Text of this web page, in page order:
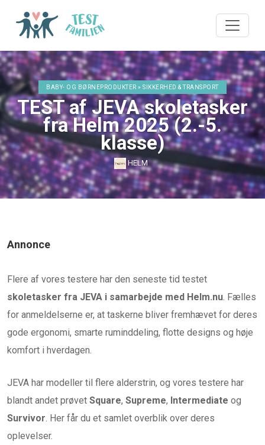
BABY- OG BØRNEPRODUKTER » SIKKERHED & TRANSPORT
TEST af JEVA skoletasker
fra Helm 2025 (2.-5.
klasse)
HELM
Annonce
Flere af vores testere har den seneste tid testet
skoletasker fra JEVA i samarbejde med Helm.nu. Fælles
for anmeldelserne er, at taskerne bliver fremhævet for deres
gode ergonomi, smarte ruminddeling, flotte designs og høje
komfort i hverdagen.
JEVA har modeller til flere alderstrin, og vores testere har
blandt andet prøvet Square, Supreme, Intermediate og
Survivor. Her får du et samlet overblik over deres
oplevelser.